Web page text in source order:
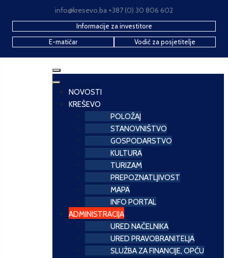
info@kresevo.ba +387 (0) 30 806 602
Informacije za investitore
E-matičar
Vodič za posjetitelje
NOVOSTI
KREŠEVO
POLOŽAJ
STANOVNIŠTVO
GOSPODARSTVO
KULTURA
TURIZAM
PREPOZNATLJIVOST
MAPA
INFO PORTAL
ADMINISTRACIJA
URED NAČELNIKA
URED PRAVOBRANITELJA
SLUŽBA ZA FINANCIJE, OPĆU